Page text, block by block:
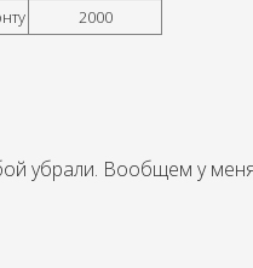
2000
убрали. Вообщем у